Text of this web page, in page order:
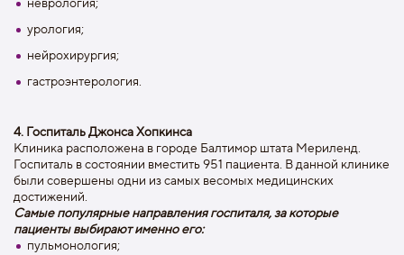
урология;
нейрохирургия;
гастроэнтерология.
4. Госпиталь Джонса Хопкинса
Клиника расположена в городе Балтимор штата Мериленд.
Госпиталь в состоянии вместить 951 пациента. В данной клинике
были совершены одни из самых весомых медицинских
достижений.
Самые популярные направления госпиталя, за которые
пациенты выбирают именно его:
пульмонология;